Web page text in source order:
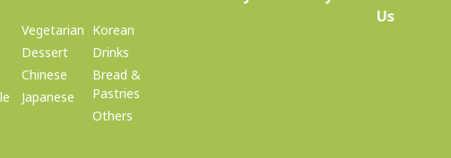
Vegetarian
Dessert
Chinese
Japanese
Korean
Drinks
Bread &
Pastries
Others
Us(current)